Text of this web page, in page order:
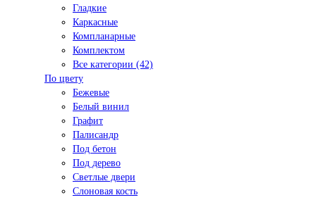
Гладкие
Каркасные
Компланарные
Комплектом
Все категории (42)
По цвету
Бежевые
Белый винил
Графит
Палисандр
Под бетон
Под дерево
Светлые двери
Слоновая кость